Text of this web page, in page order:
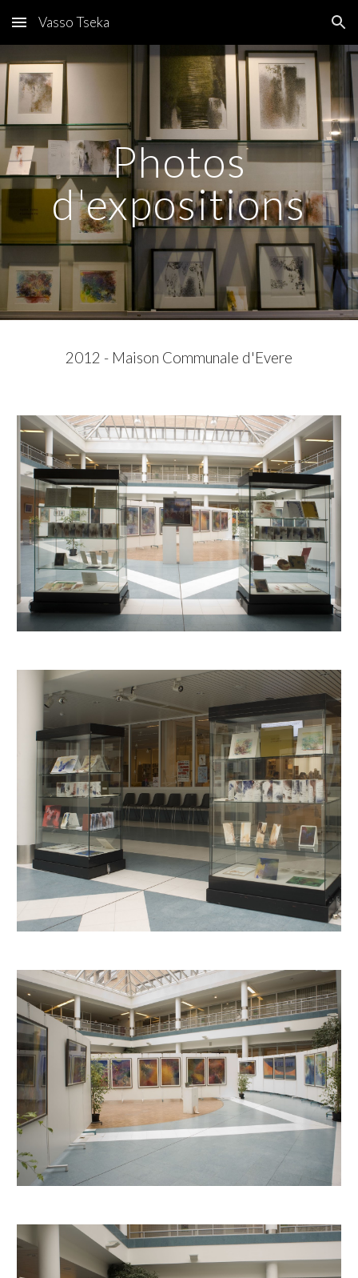
Skip to main content Skip to navigation
Vasso Tseka
Photos
d'expositions
2012 - Maison Communale d'Evere